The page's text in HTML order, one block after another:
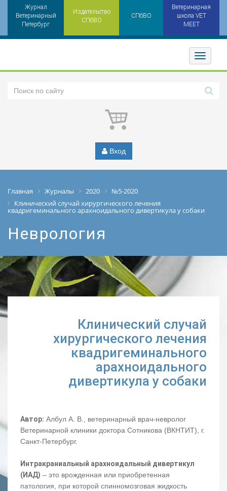
Журнал
Ветеринарный
Петербург
Издательство
СПбВО
СПбВО
Ветеринарная
школа VET
MEET
Toggler
Вход
Главная Журналы 2020
№5-2020
Клинический случай хирургического лечения
квадригеминального арахноидального дивертикула у собаки
Неврология
Клинический случай
хирургического лечения
квадригеминального
арахноидального
дивертикула у собаки
Автор: Албул А. В., ветеринарный врач-невролог
Ветеринарной клиники доктора Сотникова (ВКНТИТ), г.
Санкт-Петербург.
Интракраниальный арахноидальный дивертикул
(ИАД) – это врожденная или приобретенная
патология, при которой спинномозговая жидкость